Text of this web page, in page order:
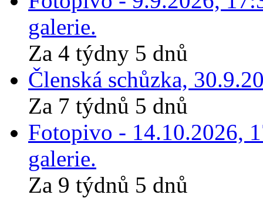
galerie.
Za 4 týdny 5 dnů
Členská schůzka,
Za 7 týdnů 5 dnů
Fotopivo - 14.10.2026,
galerie.
Za 9 týdnů 5 dnů